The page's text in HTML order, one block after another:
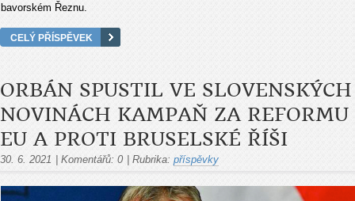
bavorském Řeznu.
CELÝ PŘÍSPĚVEK
ORBÁN SPUSTIL VE SLOVENSKÝCH
NOVINÁCH KAMPAŇ ZA REFORMU
EU A PROTI BRUSELSKÉ ŘÍŠI
30. 6. 2021 Komentářů: 0 Rubrika: příspěvky